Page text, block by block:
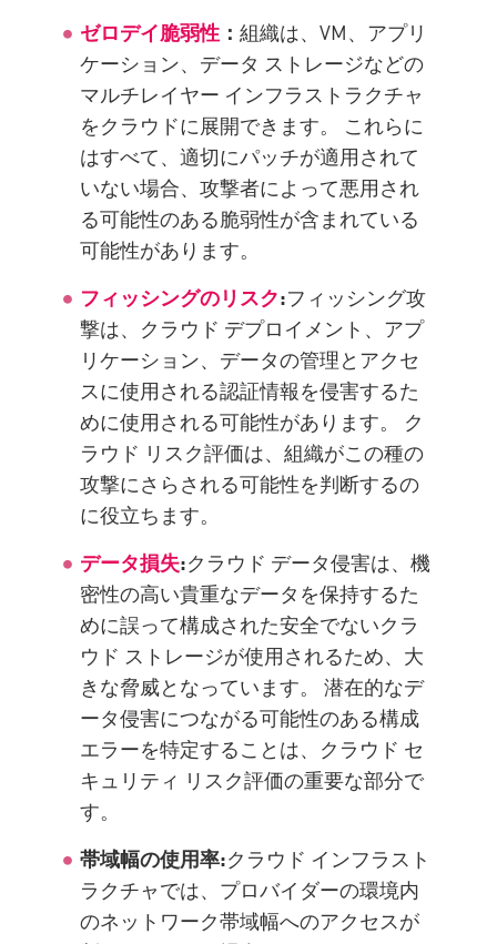
ゼロデイ脆弱性 ：組織は、VM、アプリ
ケーション、データ ストレージなどの
マルチレイヤー インフラストラクチャ
をクラウドに展開できます。 これらに
はすべて、適切にパッチが適用されて
いない場合、攻撃者によって悪用され
る可能性のある脆弱性が含まれている
可能性があります。
フィッシングのリスク:フィッシング攻
撃は、クラウド デプロイメント、アプ
リケーション、データの管理とアクセ
スに使用される認証情報を侵害するた
めに使用される可能性があります。 ク
ラウド リスク評価は、組織がこの種の
攻撃にさらされる可能性を判断するの
に役立ちます。
データ損失:クラウド データ侵害は、機
密性の高い貴重なデータを保持するた
めに誤って構成された安全でないクラ
ウド ストレージが使用されるため、大
きな脅威となっています。 潜在的なデ
ータ侵害につながる可能性のある構成
エラーを特定することは、クラウド セ
キュリティ リスク評価の重要な部分で
す。
帯域幅の使用率:クラウド インフラスト
ラクチャでは、プロバイダーの環境内
のネットワーク帯域幅へのアクセスが